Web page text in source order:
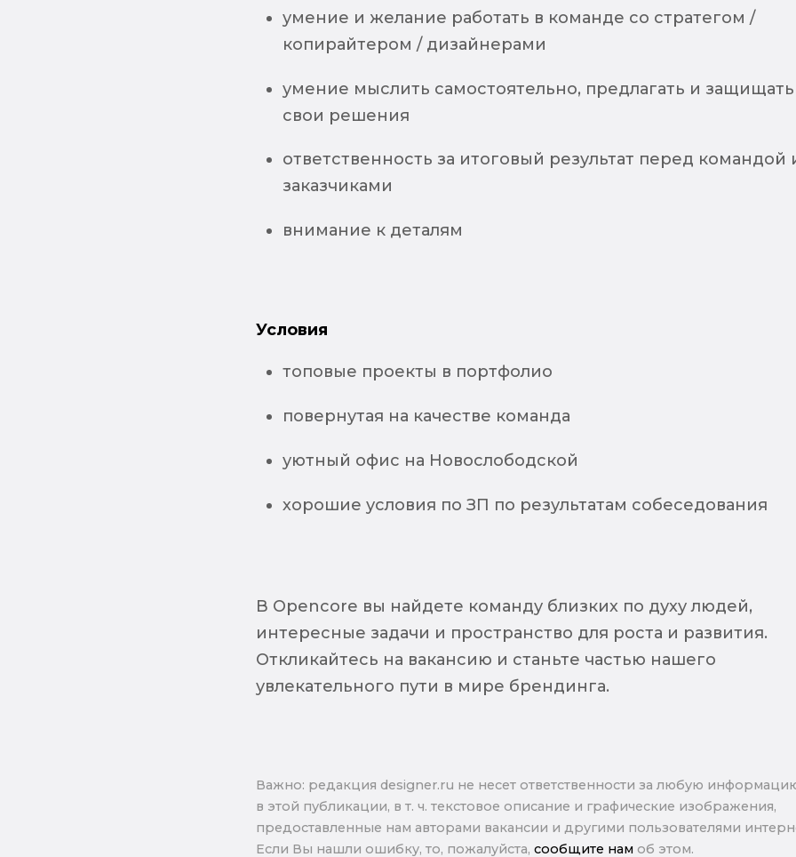
умение и желание работать в команде со стратегом /
копирайтером / дизайнерами
умение мыслить самостоятельно, предлагать и защищать
свои решения
ответственность за итоговый результат перед командой
заказчиками
внимание к деталям
Условия
топовые проекты в портфолио
повернутая на качестве команда
уютный офис на Новослободской
хорошие условия по ЗП по результатам собеседования
В Opencore вы найдете команду близких по духу людей,
интересные задачи и пространство для роста и развития.
Откликайтесь на вакансию и станьте частью нашего
увлекательного пути в мире брендинга.
Важно: pедакция designer.ru не несет ответственности за любую
в этой публикации, в т. ч. текстовое описание и графические изображения,
предоставленные нам авторами вакансии и другими пользователями
Если Вы нашли ошибку, то, пожалуйста, сообщите нам об этом.